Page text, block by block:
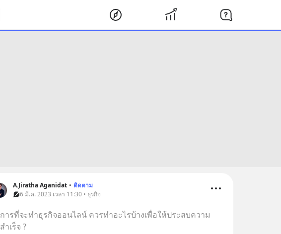
A.Jiratha Aganidat • ติดตาม
6 มี.ค. 2023 เวลา 11:30 • ธุรกิจ
การที่จะทำธุรกิจออนไลน์ ควรทำอะไรบ้างเพื่อให้ประสบความ
สำเร็จ ?